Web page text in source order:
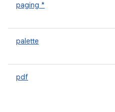
paging *
palette
pdf